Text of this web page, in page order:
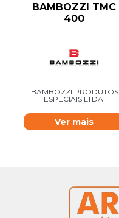
BAMBOZZI TMC
400
BAMBOZZI PRODUTOS
ESPECIAIS LTDA
Ver mais